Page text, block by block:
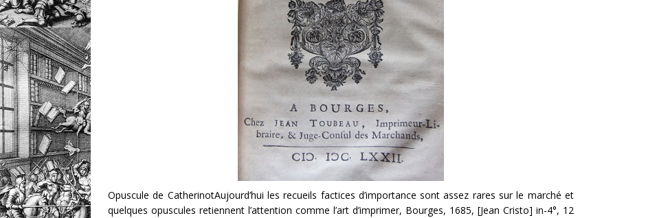
Opuscule de CatherinotAujourd’hui les recueils factices d’importance sont assez rares sur le marché et
quelques opuscules retiennent l’attention comme l’art d’imprimer, Bourges, 1685, [Jean Cristo] in-4°, 12